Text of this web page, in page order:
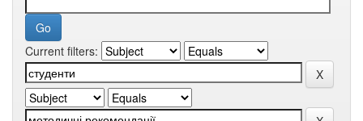
Current filters: